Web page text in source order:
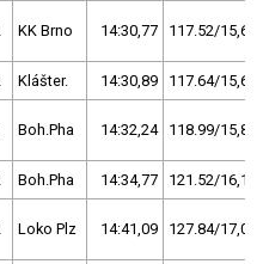
KK Brno 14:30,77 117.52/15,6
Klášter. 14:30,89 117.64/15,6
Boh.Pha 14:32,24 118.99/15,8
Boh.Pha 14:34,77 121.52/16,1
Loko Plz 14:41,09 127.84/17,0